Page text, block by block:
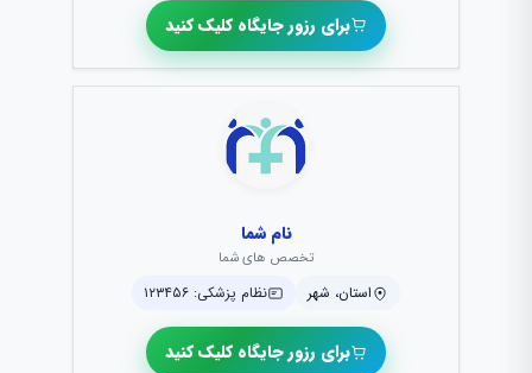
برای رزور جایگاه کلیک کنید
نام شما
تخصص های شما
استان، شهر نظام پزشکی: ۱۲۳۴۵۶
برای رزور جایگاه کلیک کنید